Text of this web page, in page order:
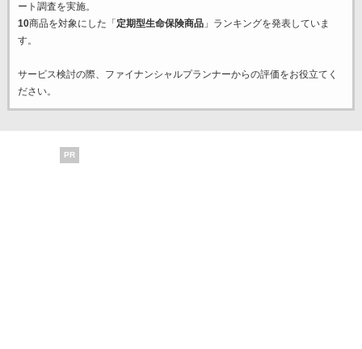
ート調査を実施。
10商品を対象にした「 定期型生命保険商品」ランキングを発表していま
す。
サービス検討の際、ファイナンシャルプランナーからの評価をお役立てく
ださい。
PR